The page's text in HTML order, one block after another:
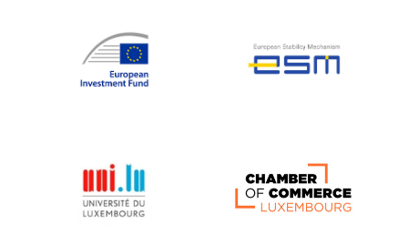
Klaus-Heiner Lehne
Koen LENAERTS
Lars Heikensten
Lucas Papademos
Máire Geoghegan-Quinn